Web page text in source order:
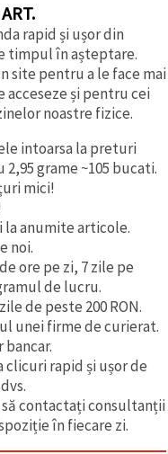
rapid și ușor din
timpul în așteptare.
site pentru a le face mai
acceseze și pentru cei
noastre fizice.
intoarsa la preturi
grame ~105 bucati.
mici!
la anumite articole.
noi.
ore pe zi, 7 zile pe
de lucru.
de peste 200 RON.
unei firme de curierat.
clicuri rapid și ușor de
contactați consultanții
în fiecare zi.